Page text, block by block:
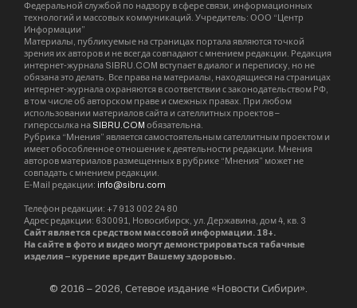
Федеральной службой по надзору в сфере связи, информационных
технологий и массовых коммуникаций. Учредитель: ООО “Центр
Информации”
Материалы, публикуемые на страницах портала являются точкой
зрения их авторов и не всегда совпадают с мнением редакции. Редакция
интернет-журнала SIBRU.COM вступает в диалог и переписку, но не
обязана это делать. Все права на материалы, находящиеся на страницах
интернет-журнала охраняются в соответствии с законодательством РФ,
в том числе об авторском праве и смежных правах. При любом
использовании материалов сайта и сателлитных проектов –
гиперссылка на SIBRU.COM обязательна.
Рубрика “Мнения” является самостоятельным сателлитным проектом и
имеет обособленное отношение к деятельности редакции. Мнения
авторов материалов размещенных в рубрике “Мнения” может не
совпадать с мнением редакции.
E-Mail редакции: info@sibru.com
Телефон редакции: +7 913 002 24 80
Адрес редакции: 630091, Новосибирск, ул. Державина, дом 4, кв. 3
Сайт является средством массовой информации. 18+.
На сайте в фото и видео могут демонстрироваться табачные
изделия – курение вредит Вашему здоровью.
© 2016 – 2026, Сетевое издание «Новости Сибири».